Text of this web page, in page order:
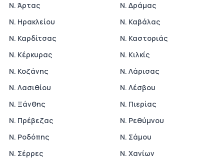
Ν. Άρτας
Ν. Δράμας
Ν. Ηρακλείου
Ν. Καβάλας
Ν. Καρδίτσας
Ν. Καστοριάς
Ν. Κέρκυρας
Ν. Κιλκίς
Ν. Κοζάνης
Ν. Λάρισας
Ν. Λασιθίου
Ν. Λέσβου
Ν. Ξάνθης
Ν. Πιερίας
Ν. Πρέβεζας
Ν. Ρεθύμνου
Ν. Ροδόπης
Ν. Σάμου
Ν. Σέρρες
Ν. Χανίων